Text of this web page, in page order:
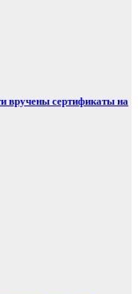
вручены сертификаты на